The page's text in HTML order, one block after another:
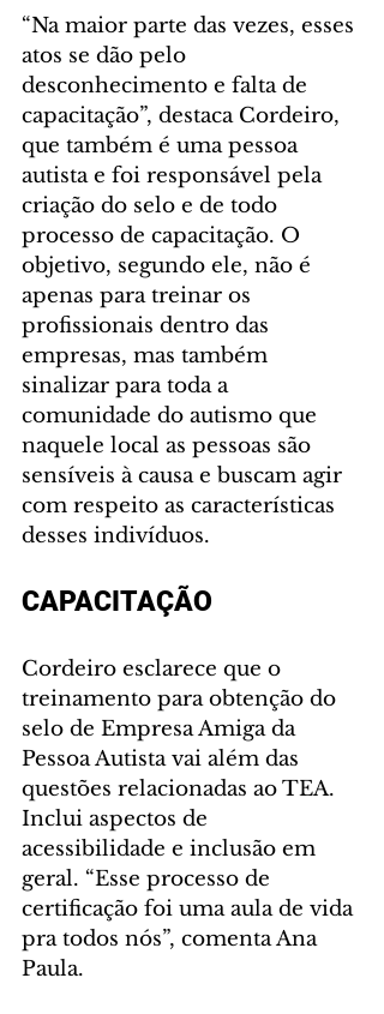
“Na maior parte das vezes, esses
atos se dão pelo
desconhecimento e falta de
capacitação”, destaca Cordeiro,
que também é uma pessoa
autista e foi responsável pela
criação do selo e de todo
processo de capacitação. O
objetivo, segundo ele, não é
apenas para treinar os
profissionais dentro das
empresas, mas também
sinalizar para toda a
comunidade do autismo que
naquele local as pessoas são
sensíveis à causa e buscam agir
com respeito as características
desses indivíduos.
CAPACITAÇÃO
Cordeiro esclarece que o
treinamento para obtenção do
selo de Empresa Amiga da
Pessoa Autista vai além das
questões relacionadas ao TEA.
Inclui aspectos de
acessibilidade e inclusão em
geral. “Esse processo de
certificação foi uma aula de vida
pra todos nós”, comenta Ana
Paula.